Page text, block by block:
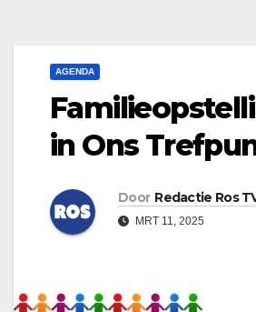
AGENDA
in Ons
Door Redactie Ros
MRT 11, 2025